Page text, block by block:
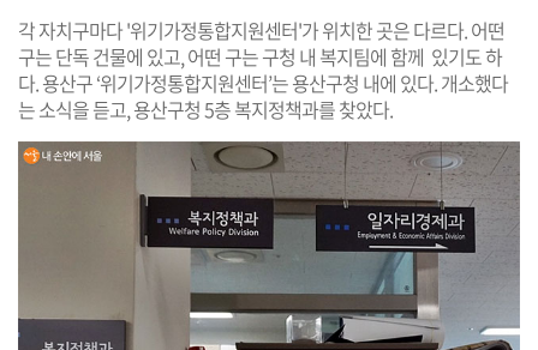
각 자치구마다 '위기가정통합지원센터'가 위치한 곳은 다르다. 어떤
구는 단독 건물에 있고, 어떤 구는 구청 내 복지팀에 함께 있기도 하
다. 용산구 ‘위기가정통합지원센터’는 용산구청 내에 있다. 개소했다
는 소식을 듣고, 용산구청 5층 복지정책과를 찾았다.